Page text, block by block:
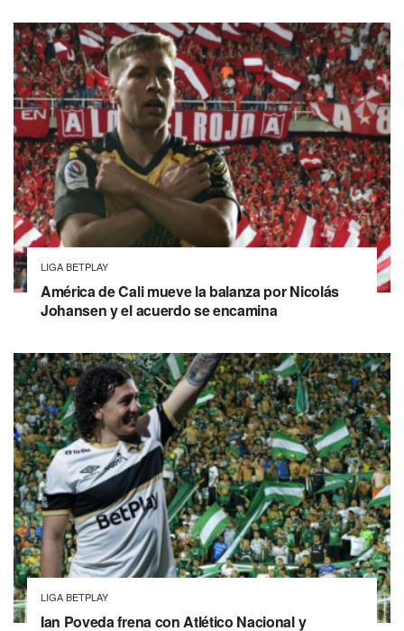
LIGA BETPLAY
América de Cali mueve la balanza por Nicolás
Johansen y el acuerdo se encamina
LIGA BETPLAY
Ian Poveda frena con Atlético Nacional y